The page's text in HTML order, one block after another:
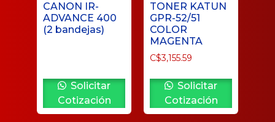
CANON IR-
ADVANCE 400
(2 bandejas)
Solicitar
Cotización
TONER KATUN
GPR-52/51
COLOR
MAGENTA
C$3,155.59
Solicitar
Cotización